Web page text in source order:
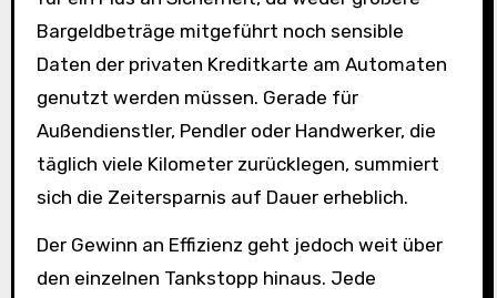
Bargeldbeträge mitgeführt noch sensible
Daten der privaten Kreditkarte am Automaten
genutzt werden müssen. Gerade für
Außendienstler, Pendler oder Handwerker, die
täglich viele Kilometer zurücklegen, summiert
sich die Zeitersparnis auf Dauer erheblich.
Der Gewinn an Effizienz geht jedoch weit über
den einzelnen Tankstopp hinaus. Jede